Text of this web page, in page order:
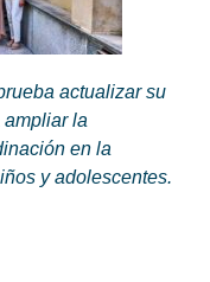
actualizar su
la
en la
y adolescentes.